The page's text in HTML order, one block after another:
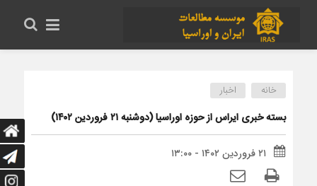
خانه اخبار
بسته خبری ایراس از حوزه اوراسیا (دوشنبه ۲۱ فروردین ۱۴۰۲)
۲۱ فروردین ۱۴۰۲ - ۱۳:۰۰